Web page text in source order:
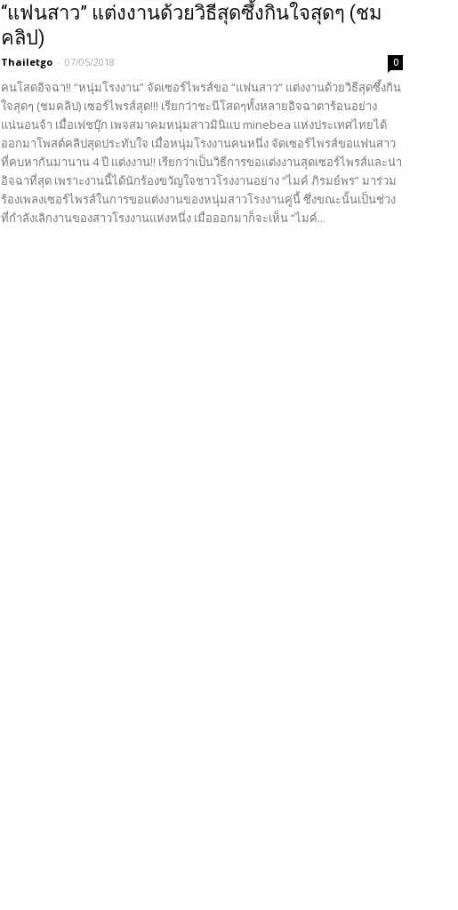
“แฟนสาว” แต่งงานด้วยวิธีสุดซึ้งกินใจสุดๆ (ชม
คลิป)
Thailetgo - 07/05/2018 0
คนโสดอิจฉา!! “หนุ่มโรงงาน” จัดเซอร์ไพรส์ขอ “แฟนสาว” แต่งงานด้วยวิธีสุดซึ้งกิน
ใจสุดๆ (ชมคลิป) เซอร์ไพรส์สุด!!! เรียกว่าชะนีโสดๆทั้งหลายอิจฉาตาร้อนอย่าง
แน่นอนจ้า เมื่อเฟชบุ๊ก เพจสมาคมหนุ่มสาวมินิแบ minebea แห่งประเทศไทยได้
ออกมาโพสต์คลิปสุดประทับใจ เมื่อหนุ่มโรงงานคนหนึ่ง จัดเซอร์ไพรส์ขอเเฟนสาว
ที่คบหากันมานาน 4 ปี แต่งงาน!! เรียกว่าเป็นวิธีการขอแต่งงานสุดเซอร์ไพรส์และน่า
อิจฉาที่สุด เพราะงานนี้ได้นักร้องขวัญใจชาวโรงงานอย่าง “ไมค์ ภิรมย์พร” มาร่วม
ร้องเพลงเซอร์ไพรส์ในการขอแต่งงานของหนุ่มสาวโรงงานคู่นี้ ซึ่งขณะนั้นเป็นช่วง
ที่กำลังเลิกงานของสาวโรงงานแห่งหนึ่ง เมื่อออกมาก็จะเห็น “ไมค์...